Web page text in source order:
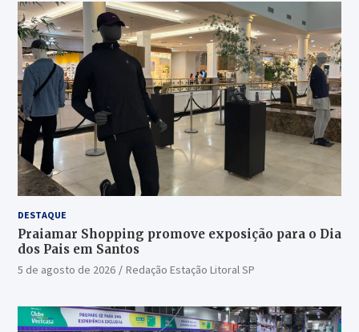
DESTAQUE
Praiamar Shopping promove exposição para o Dia
dos Pais em Santos
5 de agosto de 2026 Redação Estação Litoral SP